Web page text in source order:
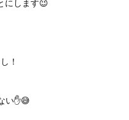
にします😉
！
い✋😅